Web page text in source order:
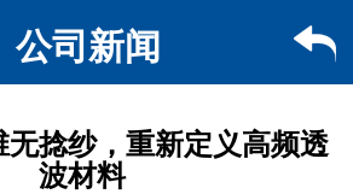
公司新闻
无捻纱，重新定义高频透
波材料